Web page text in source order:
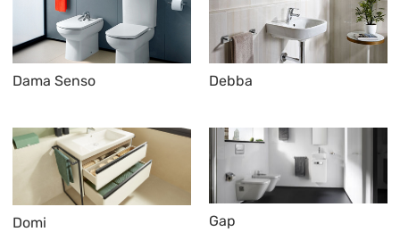
Dama Senso Debba
Domi Gap